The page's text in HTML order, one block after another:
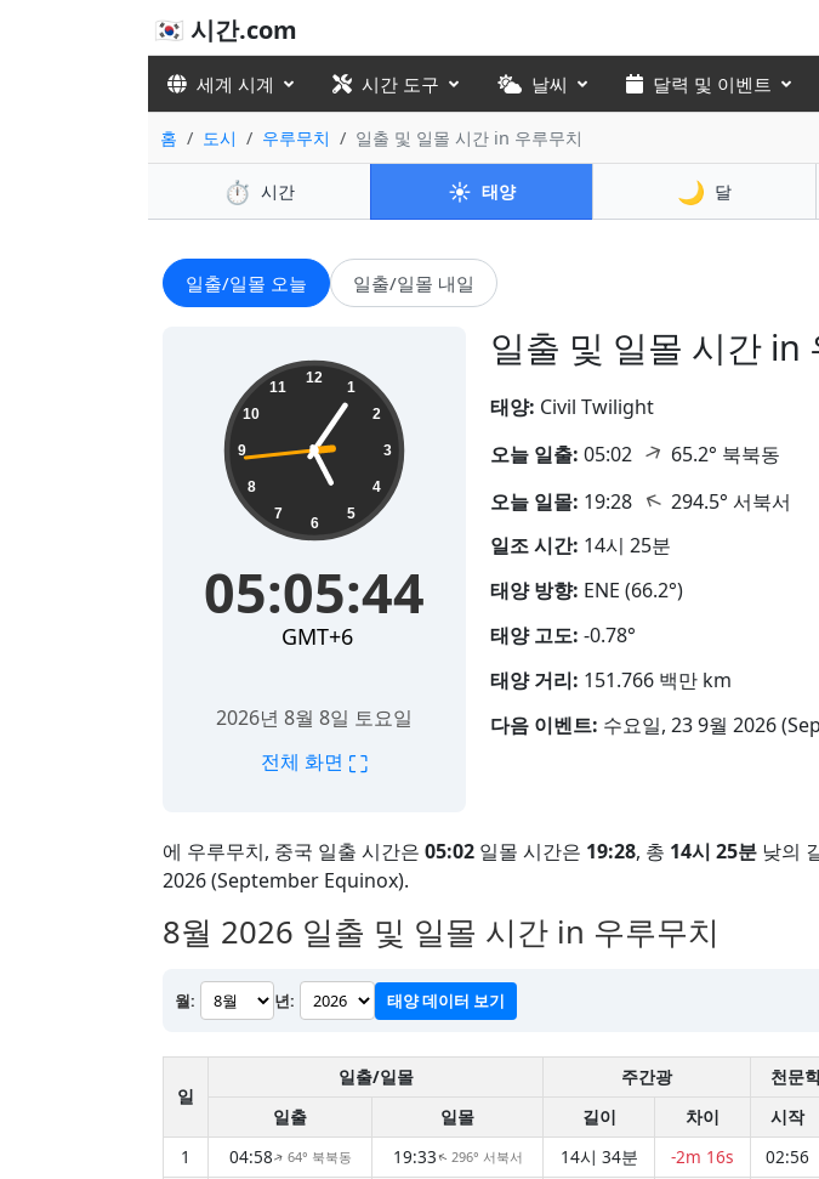
🇰🇷 시간.com
세계 시계 시간 도구 날씨 달력 및 이벤트
홈 도시 우루무치 일출 및 일몰 시간 in 우루무치
⏱️ 시간 ☀️ 태양 🌙 달
일출/일몰 오늘 일출/일몰 내일
일출 및 일몰 시간 in
05:05:45 12
1
2
3
4
5
6
7
8
9
10
11
05:05:45
GMT+6
2026년 8월 8일 토요일
전체 화면 ⛶
태양: Civil Twilight
오늘 일출: 05:02 ↑ 65.2° 북북동
오늘 일몰: 19:28 ↑ 294.5° 서북서
일조 시간: 14시 25분
태양 방향: ENE (66.2°)
태양 고도: -0.78°
태양 거리: 151.766 백만 km
다음 이벤트: 수요일, 23 9월 2026
에 우루무치, 중국 일출 시간은 05:02 일몰 시간은 19:28, 총 14시 25분 낮의
2026 (September Equinox).
8월 2026 일출 및 일몰 시간 in 우루무치
월: 년: 태양 데이터 보기
일
일출/일몰 주간광 천문
일출
일몰 길이 차이 시작
1
04:58↑ 64° 북북동 19:33↑ 296° 서북서 14시 34분 -2m 16s 02:56